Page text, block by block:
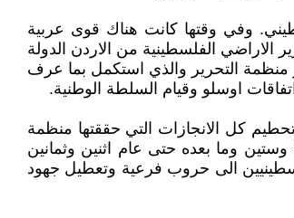
وفي وقتها كانت هناك قوى عربية
الفلسطينية من الاردن الدولة
منظمة التحرير والذي استكمل بما عرف
اوسلو وقيام السلطة الوطنية.
كل الانجازات التي حققتها منظمة
وما بعده حتى عام اثنين وثمانين
الى حروب فرعية وتعطيل جهود